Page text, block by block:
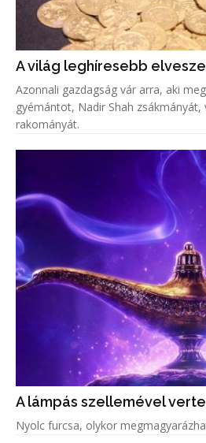
A világ leghíresebb
Azonnali gazdagság vár arra, aki
gyémántot, Nadir Shah zsákmányát,
rakományát.
A lámpás szellemével
Nyolc furcsa, olykor